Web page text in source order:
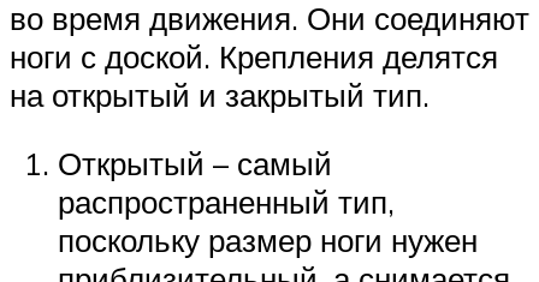
во время движения. Они соединяют
ноги с доской. Крепления делятся
на открытый и закрытый тип.
Открытый – самый
распространенный тип,
поскольку размер ноги нужен